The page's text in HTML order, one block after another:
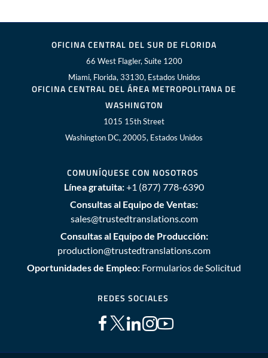
OFICINA CENTRAL DEL SUR DE FLORIDA
66 West Flagler, Suite 1200
Miami, Florida, 33130, Estados Unidos
OFICINA CENTRAL DEL ÁREA METROPOLITANA DE
WASHINGTON
1015 15th Street
Washington DC, 20005, Estados Unidos
COMUNÍQUESE CON NOSOTROS
Línea gratuita:+1 (877) 778-6390
Consultas al Equipo de Ventas:
sales@trustedtranslations.com
Consultas al Equipo de Producción:
production@trustedtranslations.com
Oportunidades de Empleo: Formularios de Solicitud
REDES SOCIALES